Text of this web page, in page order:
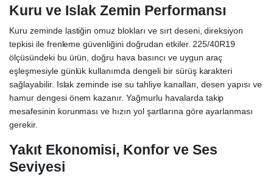
Kuru ve Islak Zemin Performansı
Kuru zeminde lastiğin omuz blokları ve sırt deseni, direksiyon
tepkisi ile frenleme güvenliğini doğrudan etkiler. 225/40R19
ölçüsündeki bu ürün, doğru hava basıncı ve uygun araç
eşleşmesiyle günlük kullanımda dengeli bir sürüş karakteri
sağlayabilir. Islak zeminde ise su tahliye kanalları, desen yapısı ve
hamur dengesi önem kazanır. Yağmurlu havalarda takip
mesafesinin korunması ve hızın yol şartlarına göre ayarlanması
gerekir.
Yakıt Ekonomisi, Konfor ve Ses
Seviyesi